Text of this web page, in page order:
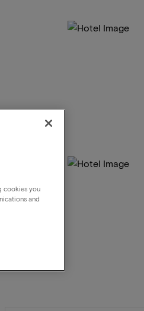
cookies you
and